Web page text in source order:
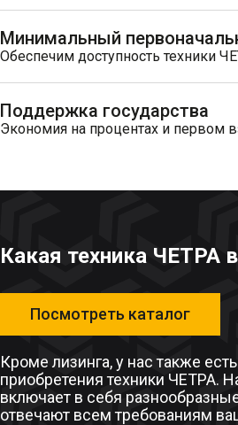
Минимальный
Обеспечим доступность техники
Поддержка государства
Экономия на процентах и первом
Какая техника ЧЕТРА
Кроме лизинга, у нас также
приобретения техники ЧЕТРА.
включает в себя
отвечают всем требованиям
Посмотреть каталог